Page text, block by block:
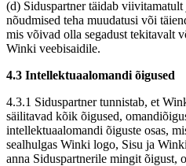
(d) Siduspartner täidab
nõudmised teha muudatusi või
mis võivad olla segadust tekitavalt
Winki veebisaidile.
4.3 Intellektuaalomandi õigused
4.3.1 Siduspartner tunnistab, et
säilitavad kõik õigused,
intellektuaalomandi õiguste osas,
sealhulgas Winki logo, Sisu ja
anna Siduspartnerile mingit õigust,